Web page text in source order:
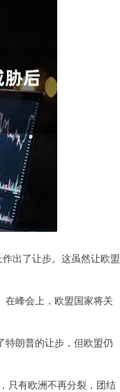
出了让步。这虽然让欧盟
峰会上，欧盟国家将关
朗普的让步，但欧盟仍
只有欧洲不再分裂，团结
43.13